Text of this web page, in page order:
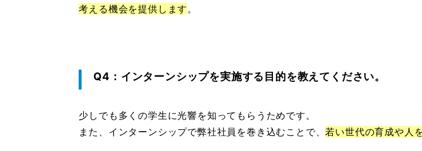
考える機会を提供します。
Q4：インターンシップを実施する目的を教えてください。
少しでも多くの学生に光響を知ってもらうためです。
また、インターンシップで弊社社員を巻き込むことで、若い世代の育成や人